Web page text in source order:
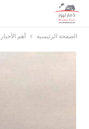
الصفحة الرئيسية أهم الأخبار